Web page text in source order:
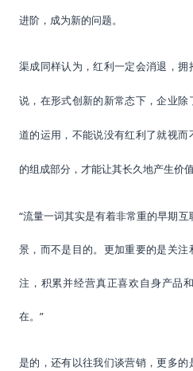
进阶，成为新的问题。
渠成同样认为，红利一定会消退，
说，在形式创新的新常态下，企业
道的运用，不能说没有红利了就视
的组成部分，才能让其长久地产生价值
“流量一词其实是有着非常重的早期互
景，而不是目的。更加重要的是关
注，积累并经营真正喜欢自身产品
在。”
是的，还有以往我们谈营销，更多